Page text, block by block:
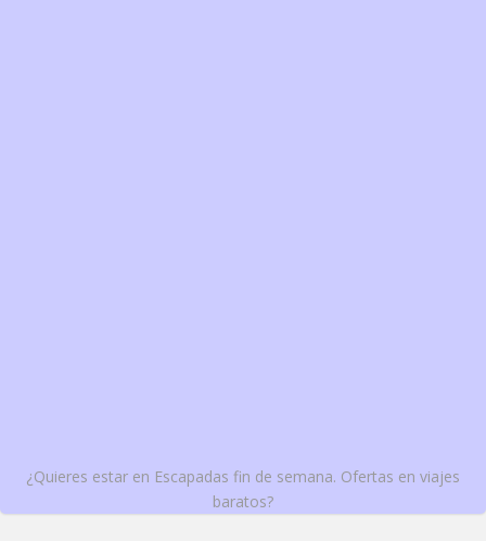
¿Quieres estar en Escapadas fin de semana. Ofertas en viajes
baratos?